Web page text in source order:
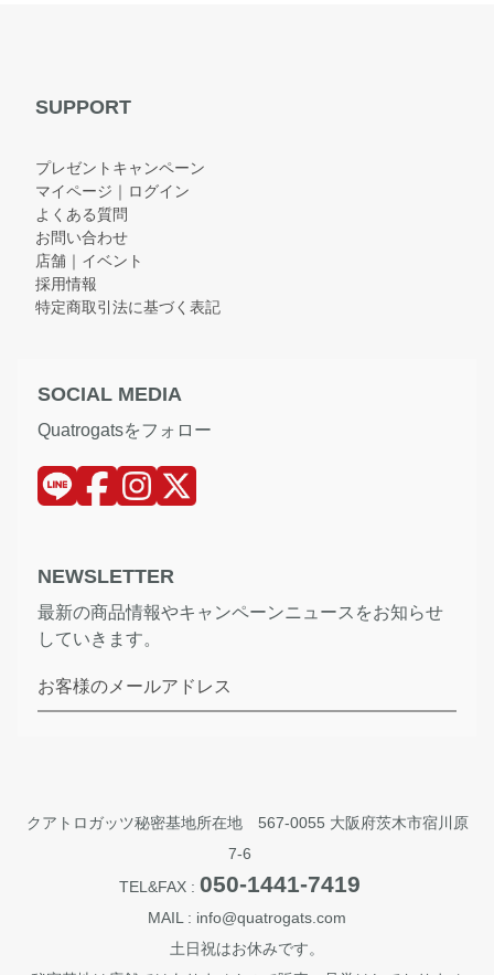
SUPPORT
プレゼントキャンペーン
マイページ｜ログイン
よくある質問
お問い合わせ
店舗｜イベント
採用情報
特定商取引法に基づく表記
SOCIAL MEDIA
Quatrogatsをフォロー
NEWSLETTER
最新の商品情報やキャンペーンニュースをお知らせ
していきます。
お客様のメールアドレス
クアトロガッツ秘密基地所在地 567-0055 大阪府茨木市宿川原
7-6
TEL&FAX : 050-1441-7419
MAIL : info@quatrogats.com
土日祝はお休みです。